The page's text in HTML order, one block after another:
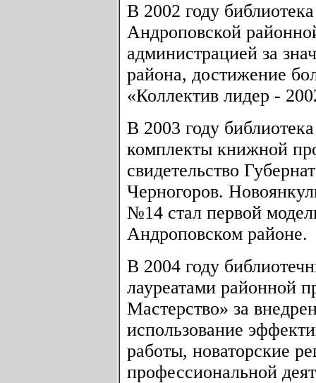
В 2002 году
Андроповской
администрацией за
района, достижение
«Коллектив лидер -
В 2003 году
комплекты книжной
свидетельство
Черногоров.
№14 стал первой
Андроповском районе.
В 2004 году
лауреатами районной
Мастерство» за
использование
работы, новаторские
профессиональной